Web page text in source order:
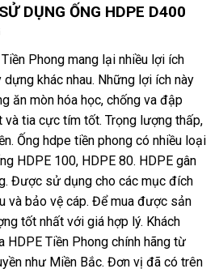
DỤNG ỐNG HDPE D400
Phong mang lại nhiều lợi ích
khác nhau. Những lợi ích này
ăn mòn hóa học, chống va đập
và tia cực tím tốt. Trọng lượng thấp,
Ống hdpe tiền phong có nhiều loại
HDPE 100, HDPE 80. HDPE gân
Được sử dụng cho các mục đích
và bảo vệ cáp. Để mua được sản
tốt nhất với giá hợp lý. Khách
HDPE Tiền Phong chính hãng từ
như Miền Bắc. Đơn vị đã có trên